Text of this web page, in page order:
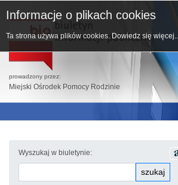
prowadzony przez:
Miejski Ośrodek Pomocy Rodzinie
Wyszukaj w biuletynie:
szukaj
Informacje o plikach cookies
Ta strona używa plików cookies. Dowiedz się więcej...